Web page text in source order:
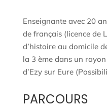
Enseignante avec 20
de français (licence de
d’histoire au domicile
la 3 ème dans un
d’Ezy sur Eure
PARCOURS